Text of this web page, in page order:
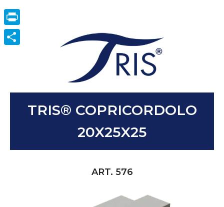
TRIS® COPRICORDOLO
20X25X25
ART. 576
Print